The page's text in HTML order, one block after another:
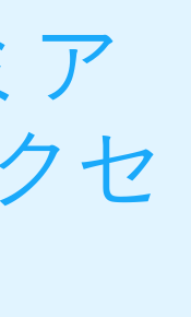
ア
セ